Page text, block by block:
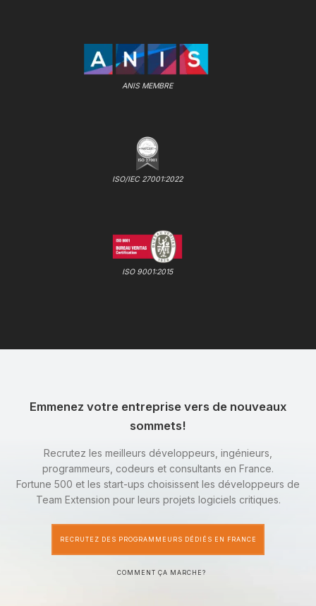
ANIS MEMBRE
ISO/IEC 27001:2022
ISO 9001:2015
Emmenez votre entreprise vers de nouveaux
sommets!
Recrutez les meilleurs développeurs, ingénieurs,
programmeurs, codeurs et consultants en France.
Fortune 500 et les start-ups choisissent les développeurs de
Team Extension pour leurs projets logiciels critiques.
RECRUTEZ DES PROGRAMMEURS DÉDIÉS EN FRANCE
COMMENT ÇA MARCHE?